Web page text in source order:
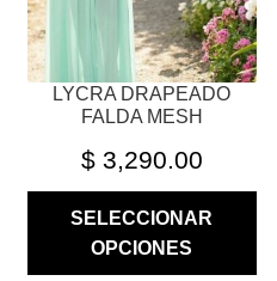
LYCRA DRAPEADO
FALDA MESH
$3,290.00
SELECCIONAR
OPCIONES
EN
LA
PÁGINA